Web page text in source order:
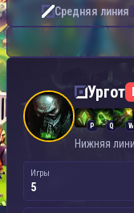
Средняя линия
Ургот — Нижняя
Ургот
P Q W
Нижняя
Игры
5